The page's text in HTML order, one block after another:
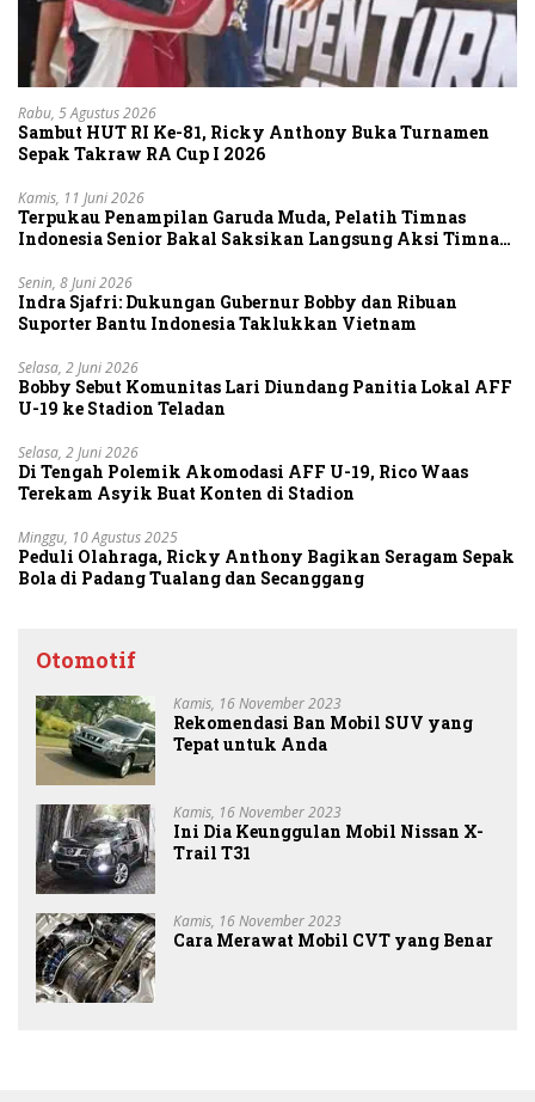
Rabu, 5 Agustus 2026
Sambut HUT RI Ke-81, Ricky Anthony Buka Turnamen
Sepak Takraw RA Cup I 2026
Kamis, 11 Juni 2026
Terpukau Penampilan Garuda Muda, Pelatih Timnas
Indonesia Senior Bakal Saksikan Langsung Aksi Timnas
Senin, 8 Juni 2026
Indra Sjafri: Dukungan Gubernur Bobby dan Ribuan
Suporter Bantu Indonesia Taklukkan Vietnam
Selasa, 2 Juni 2026
Bobby Sebut Komunitas Lari Diundang Panitia Lokal AFF
U-19 ke Stadion Teladan
Selasa, 2 Juni 2026
Di Tengah Polemik Akomodasi AFF U-19, Rico Waas
Terekam Asyik Buat Konten di Stadion
Minggu, 10 Agustus 2025
Peduli Olahraga, Ricky Anthony Bagikan Seragam Sepak
Bola di Padang Tualang dan Secanggang
Otomotif
Kamis, 16 November 2023
Rekomendasi Ban Mobil SUV yang
Tepat untuk Anda
Kamis, 16 November 2023
Ini Dia Keunggulan Mobil Nissan X-
Trail T31
Kamis, 16 November 2023
Cara Merawat Mobil CVT yang Benar